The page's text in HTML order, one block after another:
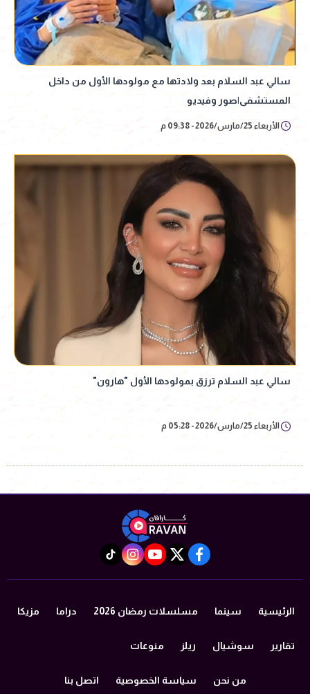
سالي عبد السلام بعد ولادتها مع مولودها الأول من داخل
المستشفى|صور وفيديو
الأربعاء 25/مارس/2026 - 09:38 م
سالي عبد السلام ترزق بمولودها الأول "هارون"
الأربعاء 25/مارس/2026 - 05:28 م
facebook
twitter
youtube
instagram
tiktok
الرئيسية سينما مسلسلات رمضان 2026 دراما مزيكا
تقارير سوشيال ريلز منوعات
من نحن سياسة الخصوصية اتصل بنا